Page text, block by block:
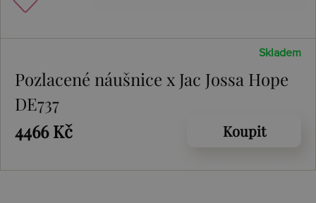
Skladem
Pozlacené náušnice x Jac Jossa Hope
DE737
4466 Kč
Koupit